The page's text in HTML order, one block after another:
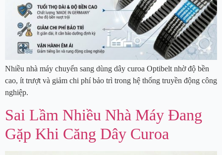
Nhiều nhà máy chuyển sang dùng dây curoa Optibelt nhờ độ bền
cao, ít trượt và giảm chi phí bảo trì trong hệ thống truyền động công
nghiệp.
Sai Lầm Nhiều Nhà Máy Đang
Gặp Khi Căng Dây Curoa